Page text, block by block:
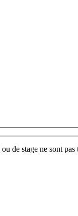
de stage ne sont